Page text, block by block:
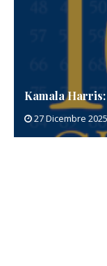
Kamala
27 Dicembre 2025